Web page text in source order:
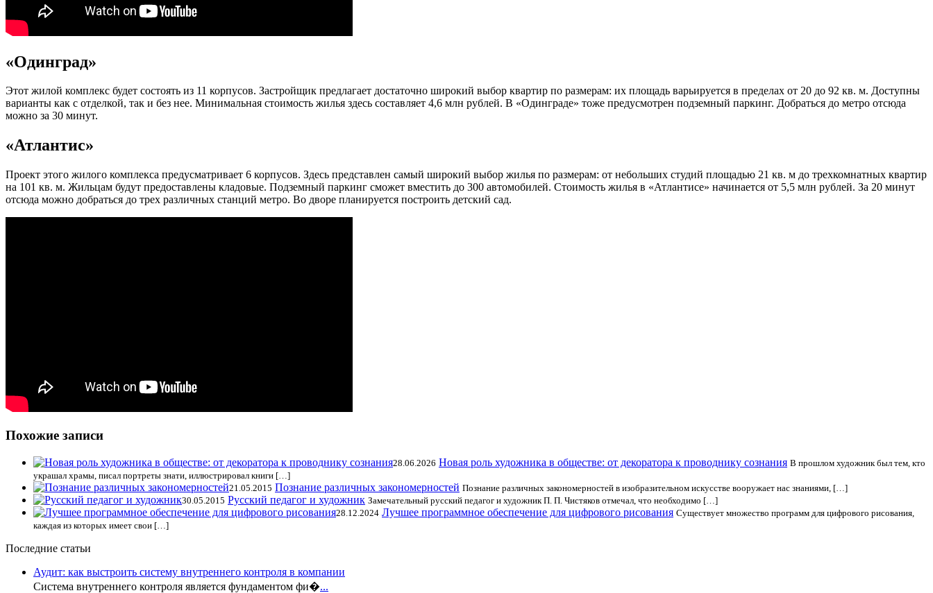
«Одинград»
Этот жилой комплекс будет состоять из 11 корпусов. Застройщик предлагает достаточно широкий выбор квартир по размерам: их площадь варьируется в пределах от 20 до 92 кв. м. Доступны
варианты как с отделкой, так и без нее. Минимальная стоимость жилья здесь составляет 4,6 млн рублей. В «Одинграде» тоже предусмотрен подземный паркинг. Добраться до метро отсюда
можно за 30 минут.
«Атлантис»
Проект этого жилого комплекса предусматривает 6 корпусов. Здесь представлен самый широкий выбор жилья по размерам: от небольших студий площадью 21 кв. м до трехкомнатных квартир
на 101 кв. м. Жильцам будут предоставлены кладовые. Подземный паркинг сможет вместить до 300 автомобилей. Стоимость жилья в «Атлантисе» начинается от 5,5 млн рублей. За 20 минут
отсюда можно добраться до трех различных станций метро. Во дворе планируется построить детский сад.
Похожие записи
28.06.2026 Новая роль художника в обществе: от декоратора к проводнику сознания В прошлом художник был тем, кто
украшал храмы, писал портреты знати, иллюстрировал книги […]
21.05.2015 Познание различных закономерностей Познание различных закономерностей в изобразительном искусстве вооружает нас знаниями, […]
30.05.2015 Русский педагог и художник Замечательный русский педагог и художник П. П. Чистяков отмечал, что необходимо […]
28.12.2024 Лучшее программное обеспечение для цифрового рисования Существует множество программ для цифрового рисования,
каждая из которых имеет свои […]
Последние статьи
Аудит: как выстроить систему внутреннего контроля в компании
Система внутреннего контроля является фундаментом фи�...